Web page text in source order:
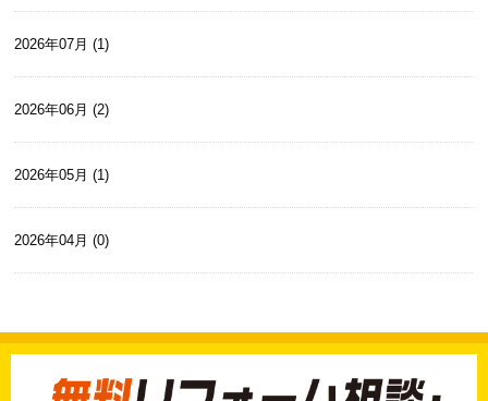
2026年07月 (1)
2026年06月 (2)
2026年05月 (1)
2026年04月 (0)